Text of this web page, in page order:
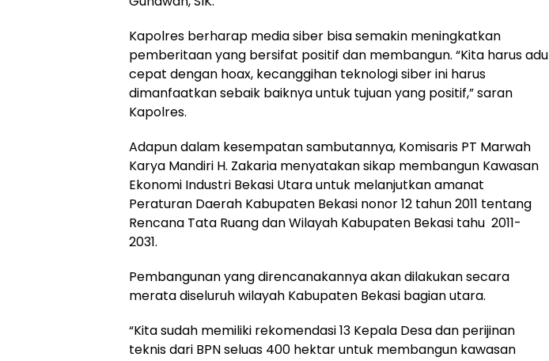
Kapolres berharap media siber bisa semakin meningkatkan
pemberitaan yang bersifat positif dan membangun. “Kita harus adu
cepat dengan hoax, kecanggihan teknologi siber ini harus
dimanfaatkan sebaik baiknya untuk tujuan yang positif,” saran
Kapolres.
Adapun dalam kesempatan sambutannya, Komisaris PT Marwah
Karya Mandiri H. Zakaria menyatakan sikap membangun Kawasan
Ekonomi Industri Bekasi Utara untuk melanjutkan amanat
Peraturan Daerah Kabupaten Bekasi nonor 12 tahun 2011 tentang
Rencana Tata Ruang dan Wilayah Kabupaten Bekasi tahu 2011-
2031.
Pembangunan yang direncanakannya akan dilakukan secara
merata diseluruh wilayah Kabupaten Bekasi bagian utara.
“Kita sudah memiliki rekomendasi 13 Kepala Desa dan perijinan
teknis dari BPN seluas 400 hektar untuk membangun kawasan